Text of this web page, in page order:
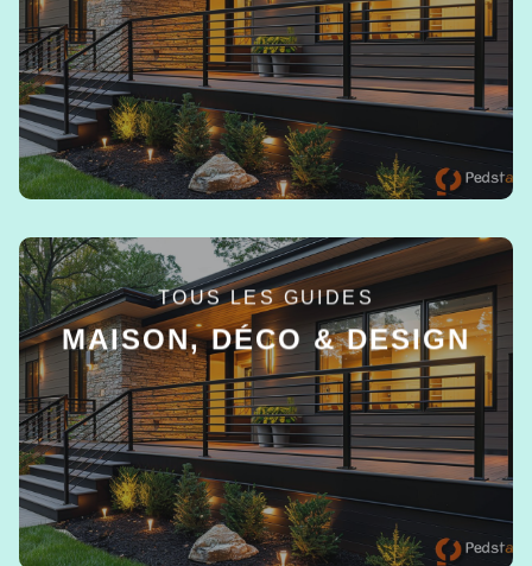
EN SAVOIR +
TOUS LES GUIDES
MAISON, DÉCO & DESIGN
EN SAVOIR +